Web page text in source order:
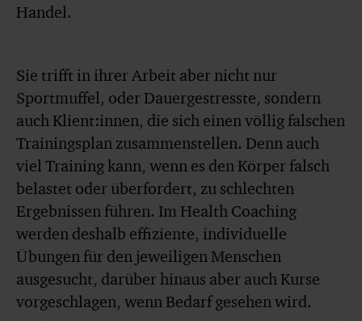
Handel.
Sie trifft in ihrer Arbeit aber nicht nur
Sportmuffel, oder Dauergestresste, sondern
auch Klient:innen, die sich einen völlig falschen
Trainingsplan zusammenstellen. Denn auch
viel Training kann, wenn es den Körper falsch
belastet oder überfordert, zu schlechten
Ergebnissen führen. Im Health Coaching
werden deshalb effiziente, individuelle
Übungen für den jeweiligen Menschen
ausgesucht, darüber hinaus aber auch Kurse
vorgeschlagen, wenn Bedarf gesehen wird.